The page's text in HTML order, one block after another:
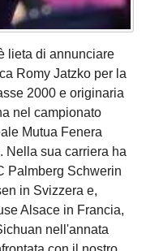
lieta di annunciare
Romy Jatzko per la
2000 e originaria
nel campionato
Mutua Fenera
Nella sua carriera ha
Palmberg Schwerin
in Svizzera e,
Alsace in Francia,
nell'annata